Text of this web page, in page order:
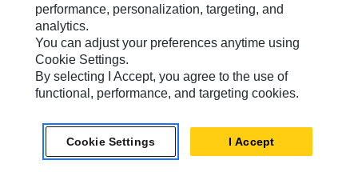
Cookie Settings
Juridiskt
Sekretess
Europe-Swedish© 2026 Caterpillar. Med ensamrätt.
performance, personalization, targeting, and
analytics.
You can adjust your preferences anytime using
Cookie Settings.
By selecting I Accept, you agree to the use of
functional, performance, and targeting cookies.
Cookie Settings I Accept